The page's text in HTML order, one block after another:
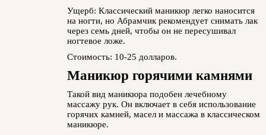
Ущерб: Классический маникюр легко наносится
на ногти, но Абрамчик рекомендует снимать лак
через семь дней, чтобы он не пересушивал
ногтевое ложе.
Стоимость: 10-25 долларов.
Маникюр горячими камнями
Такой вид маникюра подобен лечебному
массажу рук. Он включает в себя использование
горячих камней, масел и массажа в классическом
маникюре.